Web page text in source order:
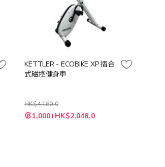
KETTLER - ECOBIKE XP 摺合
式磁控健身車
HK$4,180.0
特
殊 1,000+HK$2,048.0